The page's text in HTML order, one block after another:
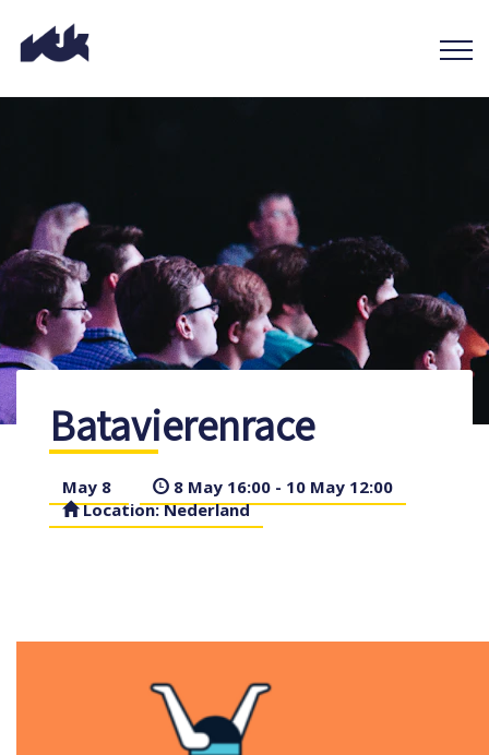
Batavierenrace
May 8
8 May 16:00 - 10 May 12:00
Location: Nederland